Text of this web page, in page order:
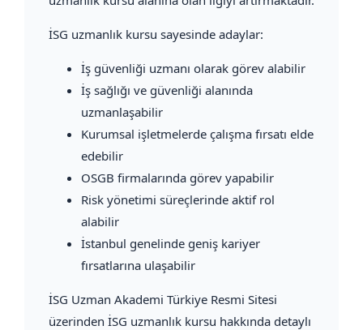
İSG uzmanlık kursu sayesinde adaylar:
İş güvenliği uzmanı olarak görev alabilir
İş sağlığı ve güvenliği alanında
uzmanlaşabilir
Kurumsal işletmelerde çalışma fırsatı elde
edebilir
OSGB firmalarında görev yapabilir
Risk yönetimi süreçlerinde aktif rol
alabilir
İstanbul genelinde geniş kariyer
fırsatlarına ulaşabilir
İSG Uzman Akademi Türkiye Resmi Sitesi
üzerinden İSG uzmanlık kursu hakkında detaylı